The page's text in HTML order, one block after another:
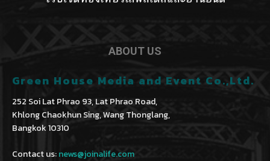
ABOUT US
Green House Media and Event Co.,Ltd.
252 Soi Lat Phrao 93, Lat Phrao Road,
Khlong Chaokhun Sing, Wang Thonglang,
Bangkok 10310
Contact us:news@joinalife.com